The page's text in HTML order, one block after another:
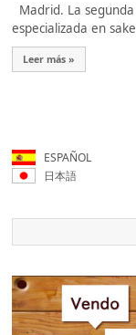
Madrid. La
especializada en
Leer más »
ESPAÑOL
日本語